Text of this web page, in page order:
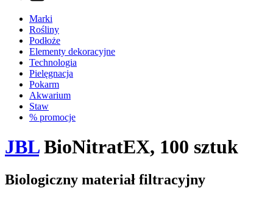
Marki
Rośliny
Podłoże
Elementy dekoracyjne
Technologia
Pielęgnacja
Pokarm
Akwarium
Staw
% promocje
JBLBioNitratEX, 100 sztuk
Biologiczny materiał filtracyjny